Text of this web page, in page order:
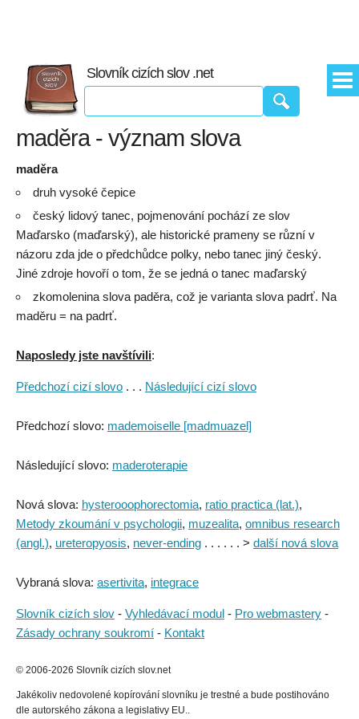
Slovník cizích slov .net
maděra - význam slova
maděra
druh vysoké čepice
český lidový tanec, pojmenování pochází ze slov
Maďarsko (maďarský), ale historické prameny se různí v
názoru zda jde o předchůdce polky, nebo tanec jiný český.
Jiné zdroje hovoří o tom, že se jedná o tanec maďarský
zkomolenina slova paděra, což je varianta slova padrť. Na
maděru = na padrť.
Naposledy jste navštívili:
Předchozí cizí slovo . . . Následující cizí slovo
Předchozí slovo: mademoiselle [madmuazel]
Následující slovo: maderoterapie
Nová slova: hysterooophorectomia, ratio practica (lat.),
Metody zkoumání v psychologii, muzealita, omnibus research
(angl.), ureteropyosis, never-ending . . . . . . > další nová slova
Vybraná slova: asertivita, integrace
Slovník cizích slov - Vyhledávací modul - Pro webmastery -
Zásady ochrany soukromí - Kontakt
© 2006-2026 Slovník cizích slov.net
Jakékoliv nedovolené kopírování slovníku je trestné a bude postihováno
dle autorského zákona a legislativy EU..